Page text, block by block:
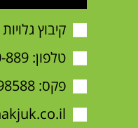
קיבוץ גלויות 32 פתח
טלפון:889
פקס: 1533-9098588